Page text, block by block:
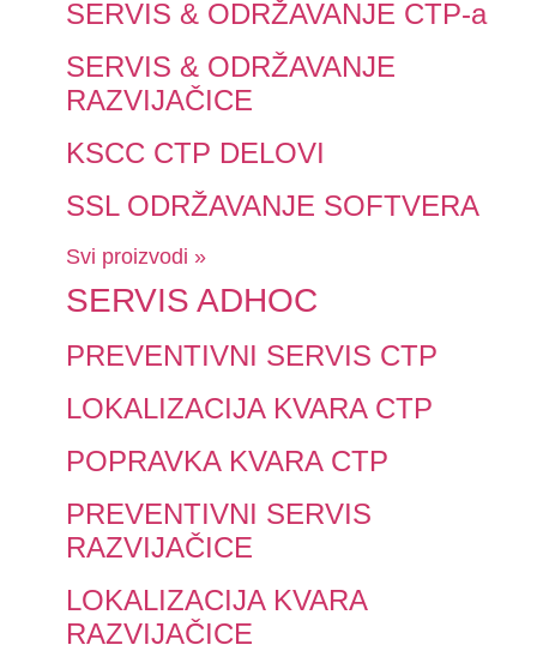
SERVIS & ODRŽAVANJE CTP-a
SERVIS & ODRŽAVANJE
RAZVIJAČICE
KSCC CTP DELOVI
SSL ODRŽAVANJE SOFTVERA
Svi proizvodi »
SERVIS ADHOC
PREVENTIVNI SERVIS CTP
LOKALIZACIJA KVARA CTP
POPRAVKA KVARA CTP
PREVENTIVNI SERVIS
RAZVIJAČICE
LOKALIZACIJA KVARA
RAZVIJAČICE